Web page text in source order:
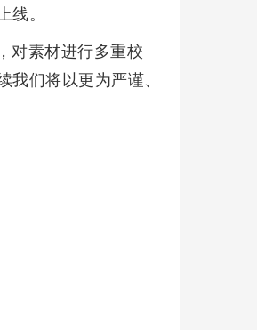
。
对素材进行多重校
们将以更为严谨、